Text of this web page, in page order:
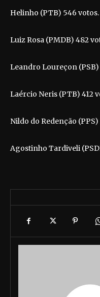
Helinho (PTB) 546 votos.
Luiz Rosa (PMDB) 482
Leandro Loureçon
Laércio Neris (PTB) 412
Nildo do Redenção
Agostinho Tardiveli